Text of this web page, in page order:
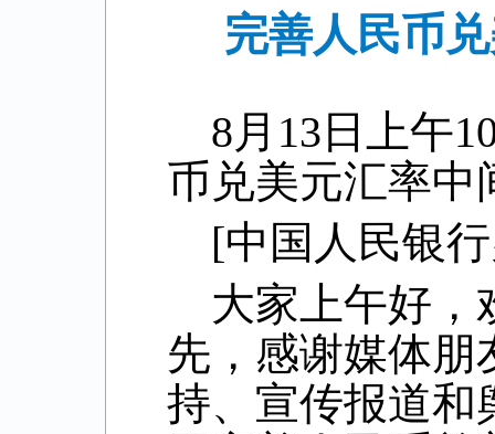
完善人民币
8月 13 日上午
币兑美元汇率中
[中国人民银
大家上午好，
先，感谢媒体朋
持、宣传报道和